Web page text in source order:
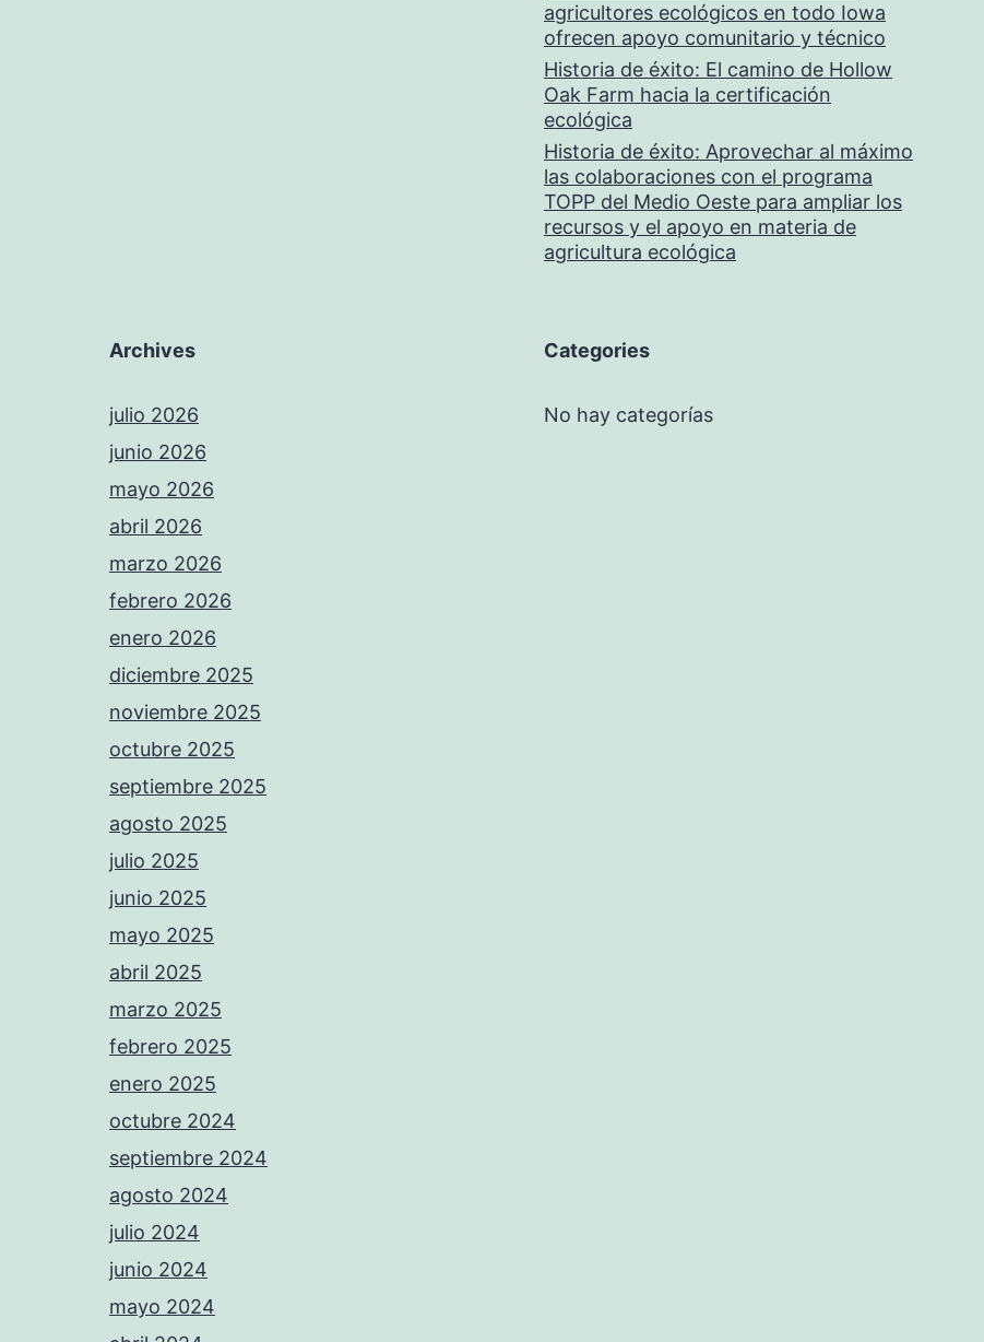
agricultores ecológicos en todo Iowa
ofrecen apoyo comunitario y técnico
Historia de éxito: El camino de Hollow
Oak Farm hacia la certificación
ecológica
Historia de éxito: Aprovechar al máximo
las colaboraciones con el programa
TOPP del Medio Oeste para ampliar los
recursos y el apoyo en materia de
agricultura ecológica
Archives
julio 2026
junio 2026
mayo 2026
abril 2026
marzo 2026
febrero 2026
enero 2026
diciembre 2025
noviembre 2025
octubre 2025
septiembre 2025
agosto 2025
julio 2025
junio 2025
mayo 2025
abril 2025
marzo 2025
febrero 2025
enero 2025
octubre 2024
septiembre 2024
agosto 2024
julio 2024
junio 2024
mayo 2024
Categories
No hay categorías